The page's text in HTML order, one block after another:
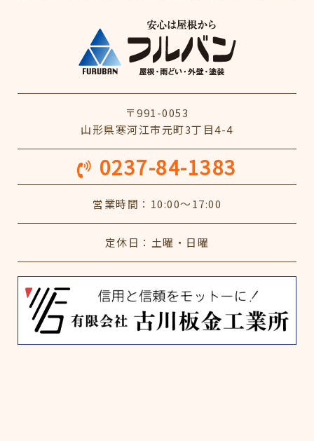
〒991-0053
山形県寒河江市元町3丁目4-4
0237-84-1383
営業時間：10:00～17:00
定休日：土曜・日曜